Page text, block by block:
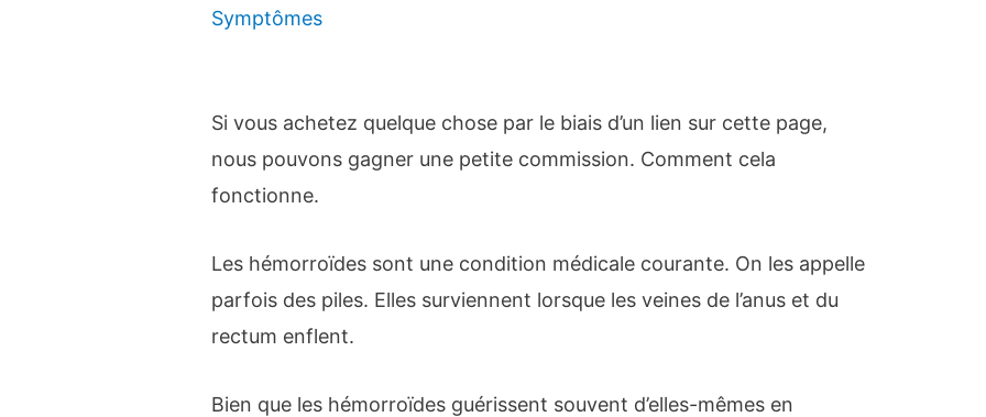
Symptômes
Si vous achetez quelque chose par le biais d’un lien sur cette page,
nous pouvons gagner une petite commission. Comment cela
fonctionne.
Les hémorroïdes sont une condition médicale courante. On les appelle
parfois des piles. Elles surviennent lorsque les veines de l’anus et du
rectum enflent.
Bien que les hémorroïdes guérissent souvent d’elles-mêmes en